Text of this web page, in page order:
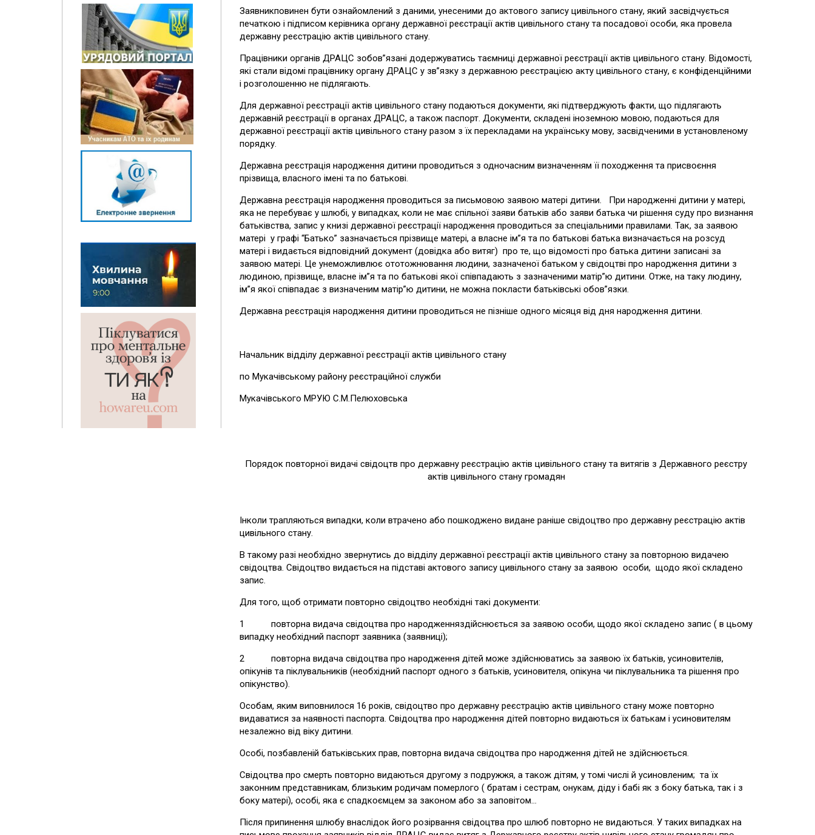
Заявникповинен бути ознайомлений з даними, унесеними до актового запису цивільного стану, який засвідчується
печаткою і підписом керівника органу державної реєстрації актів цивільного стану та посадової особи, яка провела
державну реєстрацію актів цивільного стану.
Працівники органів ДРАЦС зобов”язані додержуватись таємниці державної реєстрації актів цивільного стану. Відомості,
які стали відомі працівнику органу ДРАЦС у зв”язку з державною реєстрацією акту цивільного стану, є конфіденційними
і розголошенню не підлягають.
Для державної реєстрації актів цивільного стану подаються документи, які підтверджують факти, що підлягають
державній реєстрації в органах ДРАЦС, а також паспорт. Документи, складені іноземною мовою, подаються для
державної реєстрації актів цивільного стану разом з їх перекладами на українську мову, засвідченими в установленому
порядку.
Державна реєстрація народження дитини проводиться з одночасним визначенням її походження та присвоєння
прізвища, власного імені та по батькові.
Державна реєстрація народження проводиться за письмовою заявою матері дитини. При народженні дитини у матері,
яка не перебуває у шлюбі, у випадках, коли не має спільної заяви батьків або заяви батька чи рішення суду про визнання
батьківства, запис у книзі державної реєстрації народження проводиться за спеціальними правилами. Так, за заявою
матері у графі “Батько” зазначається прізвище матері, а власне ім”я та по батькові батька визначається на розсуд
матері і видається відповідний документ (довідка або витяг) про те, що відомості про батька дитини записані за
заявою матері. Це унеможливлює ототожнювання людини, зазначеної батьком у свідоцтві про народження дитини з
людиною, прізвище, власне ім”я та по батькові якої співпадають з зазначеними матір”ю дитини. Отже, на таку людину,
ім”я якої співпадає з визначеним матір”ю дитини, не можна покласти батьківські обов”язки.
Державна реєстрація народження дитини проводиться не пізніше одного місяця від дня народження дитини.
Начальник відділу державної реєстрації актів цивільного стану
по Мукачівському району реєстраційної служби
Мукачівського МРУЮ С.М.Пелюховська
Порядок повторної видачі свідоцтв про державну реєстрацію актів цивільного стану та витягів з Державного реєстру
актів цивільного стану громадян
Інколи трапляються випадки, коли втрачено або пошкоджено видане раніше свідоцтво про державну реєстрацію актів
цивільного стану.
В такому разі необхідно звернутись до відділу державної реєстрації актів цивільного стану за повторною видачею
свідоцтва. Свідоцтво видається на підставі актового запису цивільного стану за заявою особи, щодо якої складено
запис.
Для того, щоб отримати повторно свідоцтво необхідні такі документи:
1 повторна видача свідоцтва про народженняздійснюється за заявою особи, щодо якої складено запис ( в цьому
випадку необхідний паспорт заявника (заявниці);
2 повторна видача свідоцтва про народження дітей може здійснюватись за заявою їх батьків, усиновителів,
опікунів та піклувальників (необхідний паспорт одного з батьків, усиновителя, опікуна чи піклувальника та рішення про
опікунство).
Особам, яким виповнилося 16 років, свідоцтво про державну реєстрацію актів цивільного стану може повторно
видаватися за наявності паспорта. Свідоцтва про народження дітей повторно видаються їх батькам і усиновителям
незалежно від віку дитини.
Особі, позбавленій батьківських прав, повторна видача свідоцтва про народження дітей не здійснюється.
Свідоцтва про смерть повторно видаються другому з подружжя, а також дітям, у томі числі й усиновленим; та їх
законним представникам, близьким родичам померлого ( братам і сестрам, онукам, діду і бабі як з боку батька, так і з
боку матері), особі, яка є спадкоємцем за законом або за заповітом...
Після припинення шлюбу внаслідок його розірвання свідоцтва про шлюб повторно не видаються. У таких випадках на